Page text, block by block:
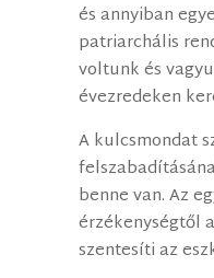
és annyiban
patriarchális
voltunk és
évezredeken
A kulcsmondat
benne van. Az
érzékenységtől
szentesíti az